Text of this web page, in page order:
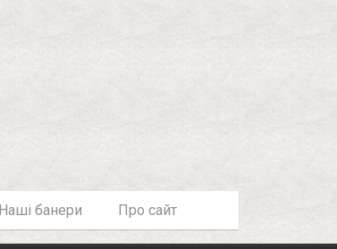
Наші банери Про сайт